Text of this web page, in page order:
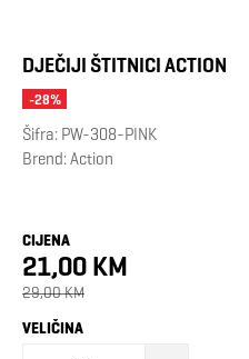
DJEČIJI ŠTITNICI ACTION
-28%
Šifra: PW-308-PINK
Brend:Action
CIJENA
21,00 KM
29,00 KM
VELIČINA